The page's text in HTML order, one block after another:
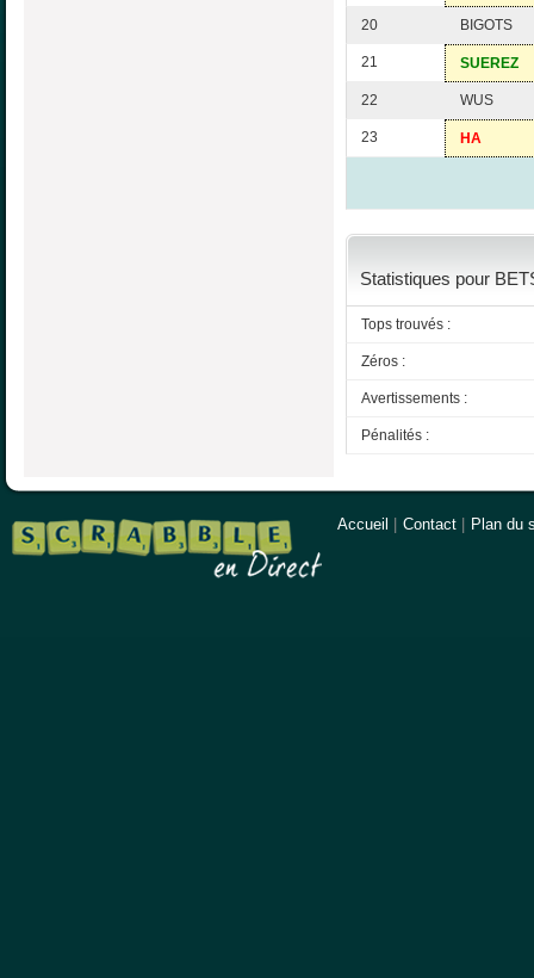
20 BIGOTS
21 SUEREZ
22 WUS
23 HA
Statistiques pour
Tops trouvés :
Zéros :
Avertissements :
Pénalités :
Accueil Contact Plan du